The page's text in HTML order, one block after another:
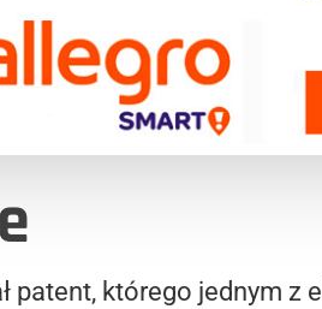
patent, którego jednym z